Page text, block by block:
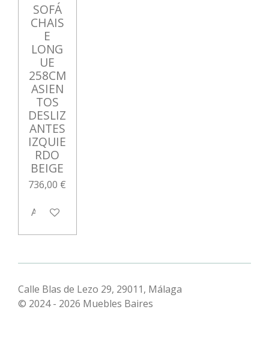
SOFÁ
CHAIS
E
LONG
UE
258CM
ASIEN
TOS
DESLIZ
ANTES
IZQUIE
RDO
BEIGE
736,00 €
Avisarme cuando esté disponible
Calle Blas de Lezo 29, 29011, Málaga
© 2024 - 2026 Muebles Baires